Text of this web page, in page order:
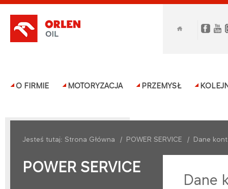
O FIRMIE MOTORYZACJA PRZEMYSŁ
Jesteś tutaj: Strona Główna / POWER SERVICE / Dane
POWER SERVICE
Dane